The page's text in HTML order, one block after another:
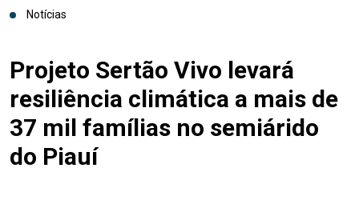
Notícias
Projeto Sertão Vivo levará
resiliência climática a mais de
37 mil famílias no semiárido
do Piauí